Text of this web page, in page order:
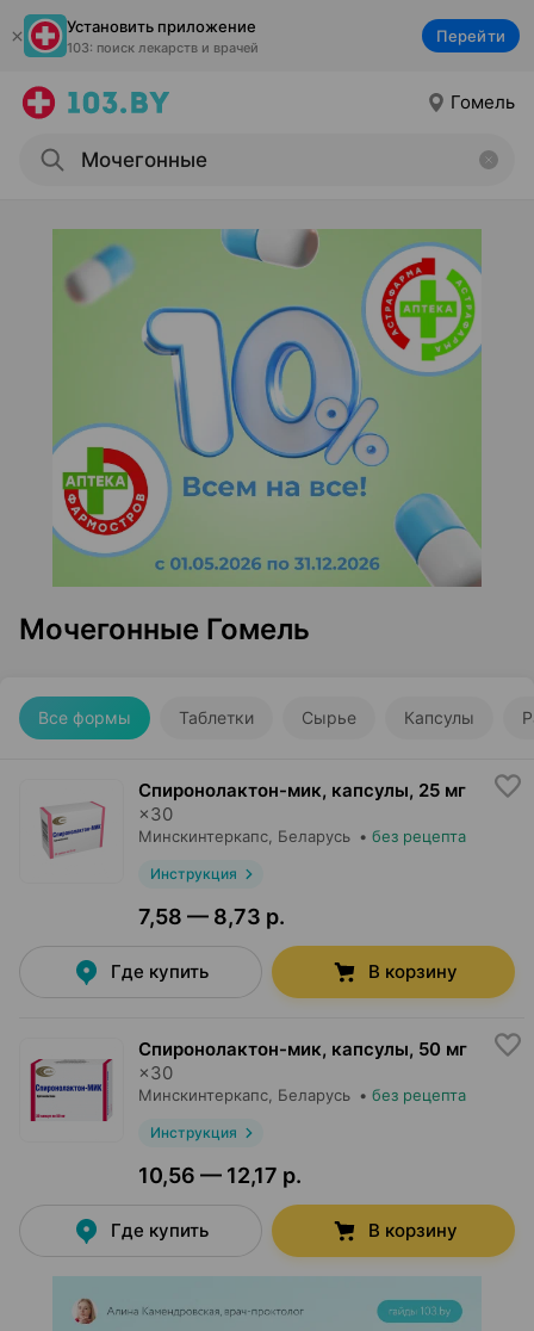
Установить приложение
103: поиск лекарств и врачей
Перейти
Гомель
Мочегонные Гомель
Все формы Таблетки Сырье Капсулы
Спиронолактон-мик, капсулы, 25 мг
×30
Минскинтеркапс , Беларусь • без рецепта
Инструкция
7,58 — 8,73 р.
Где купить В корзину
Спиронолактон-мик, капсулы, 50 мг
×30
Минскинтеркапс , Беларусь • без рецепта
Инструкция
10,56 — 12,17 р.
Где купить В корзину